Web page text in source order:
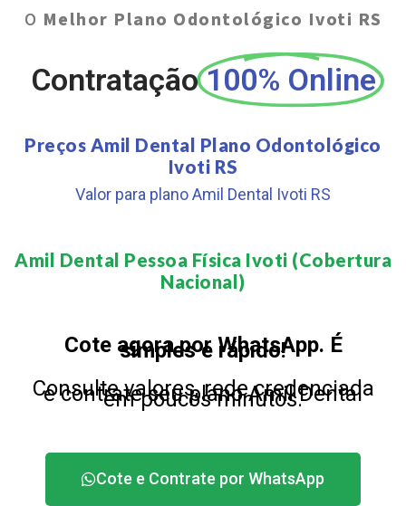
O Melhor Plano Odontológico Ivoti RS
Contratação 100% Online
Preços Amil Dental Plano Odontológico
Ivoti RS
Valor para plano Amil Dental Ivoti RS
Amil Dental Pessoa Física Ivoti (Cobertura
Nacional)​
Cote agora por WhatsApp. É
simples e rápido!
Consulte valores, rede credenciada
e contrate seu plano Amil Dental
em poucos minutos.
Cote e Contrate por WhatsApp